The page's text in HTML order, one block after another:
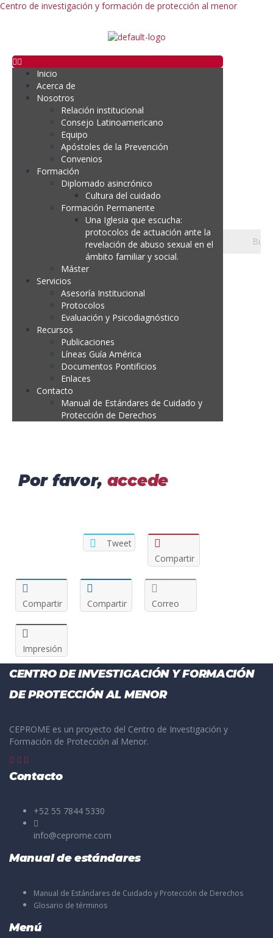
Centro de investigación y formación de protección al menor
Inicio
Acerca de
Nosotros
Relación institucional
Consejo Latinoamericano
Equipo
Apóstoles de la Prevención
Convenios
Formación
Diplomado asincrónico
Cultura del cuidado
Formación Permanente
Una Iglesia que escucha:
protocolos de actuación ante la
revelación de abuso sexual en el
ámbito familiar y social.
Máster
Servicios
Asesoría Institucional
Protocolos
Evaluación y Psicodiagnóstico
Recursos
Publicaciones
Líneas Guía América
Documentos Pontificios
Enlaces
Contacto
Manual de Estándares de Cuidado y
Protección de Derechos
Por favor, accede
Tweet
Compartir
Compartir Compartir Correo
Impresión
CENTRO DE INVESTIGACIÓN Y FORMACIÓN
DE PROTECCIÓN AL MENOR
CEPROME es un proyecto del Centro de Investigación y
Formación de Protección al Menor.
Contacto
+52 55 7844 5330
info@ceprome.com
Manual de estándares
Manual de Estándares de Cuidado y Protección de Derechos
Glosario de términos
Menú